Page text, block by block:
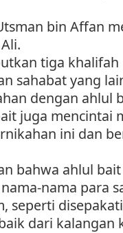
bin Affan
tiga
sahabat yang
dengan ahlul
juga mencintai
ini dan
bahwa ahlul
nama para
seperti
dari kalangan